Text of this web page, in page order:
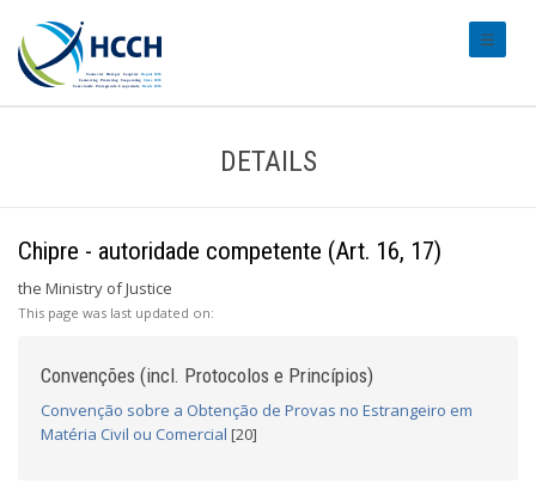
DETAILS
Chipre - autoridade competente (Art. 16, 17)
the Ministry of Justice
This page was last updated on:
Convenções (incl. Protocolos e Princípios)
Convenção sobre a Obtenção de Provas no Estrangeiro em
Matéria Civil ou Comercial [20]